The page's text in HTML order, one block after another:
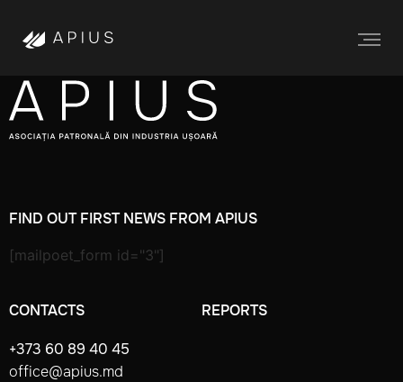
CONTACTS
+373 60 89 40 45
office@apius.md
REPORTS
FIND OUT FIRST NEWS FROM APIUS
[mailpoet_form id="3"]